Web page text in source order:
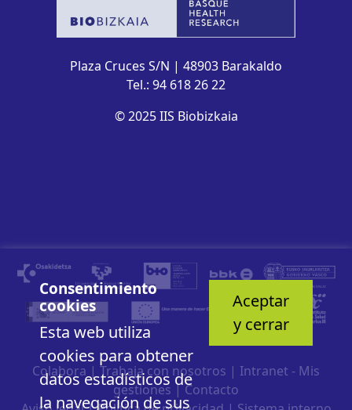
Plaza Cruces S/N | 48903 Barakaldo
Tel.: 94 618 26 22
© 2025 IIS Biobizkaia
Consentimiento
cookies
Esta web utiliza
cookies para obtener
datos estadísticos de
la navegación de sus
Aceptar
y cerrar
Colabora | Trabaja con nosotros | Intranet - Mis
gestiones |Contacto